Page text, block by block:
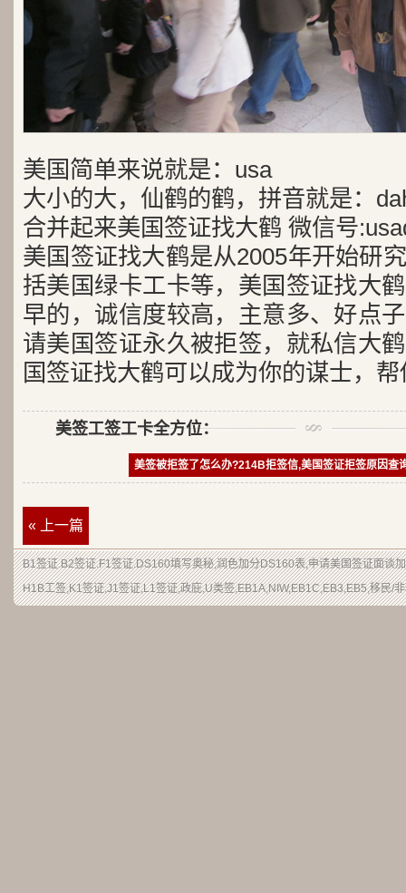
美国简单来说就是：usa
大小的大，仙鹤的鹤，拼音就是：
合并起来美国签证找大鹤 微信号
美国签证找大鹤是从2005年开始研
括美国绿卡工卡等，美国签证找大
早的，诚信度较高，主意多、好点
请美国签证永久被拒签，就私信大
国签证找大鹤可以成为你的谋士，
美签工签工卡全方位：
美签被拒签了怎么办?214B拒签信,美国签证拒签原因查
« 上一篇
B1签证.B2签证.F1签证.DS160填写奥秘,润色加分DS160表,申请美国签证面谈
H1B工签,K1签证,J1签证,L1签证,政庇,U类签,EB1A,NIW,EB1C,EB3,EB5,移民/